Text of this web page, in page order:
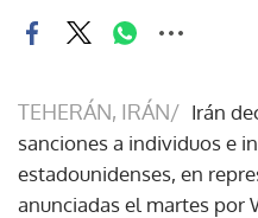
TEHERÁN, IRÁN/ Irán
sanciones a individuos e
estadounidenses, en
anunciadas el martes por